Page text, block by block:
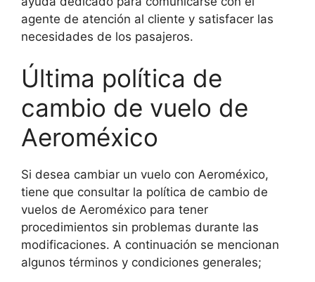
agente de atención al cliente y satisfacer las
necesidades de los pasajeros.
Última política de
cambio de vuelo de
Aeroméxico
Si desea cambiar un vuelo con Aeroméxico,
tiene que consultar la política de cambio de
vuelos de Aeroméxico para tener
procedimientos sin problemas durante las
modificaciones. A continuación se mencionan
algunos términos y condiciones generales;